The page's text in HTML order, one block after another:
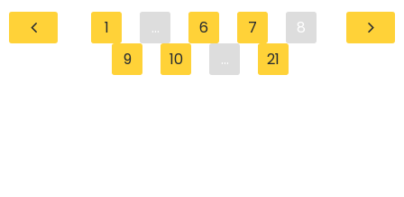
1 ... 6 7
8
9
10 ... 21